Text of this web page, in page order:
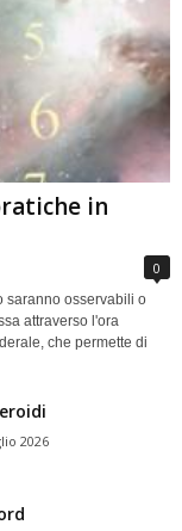
in
0
saranno osservabili o
attraverso l'ora
che permette di
2026